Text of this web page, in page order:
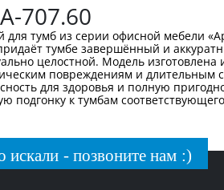
707.60
для тумб из серии офисной мебели
тумбе завершённый и
целостной. Модель
повреждениям и длительным
для здоровья и полную
подгонку к тумбам
искали - позвоните нам :)